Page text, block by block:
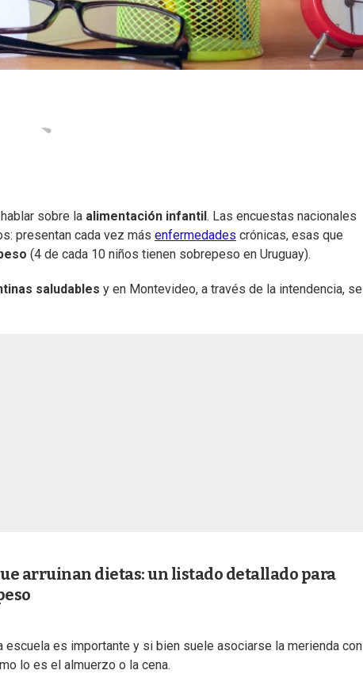
sobre la alimentación infantil . Las encuestas nacionales
presentan cada vez más enfermedades crónicas, esas que
(4 de cada 10 niños tienen sobrepeso en Uruguay).
saludables y en Montevideo, a través de la intendencia, se
arruinan dietas: un listado detallado para
escuela es importante y si bien suele asociarse la merienda con
lo es el almuerzo o la cena.